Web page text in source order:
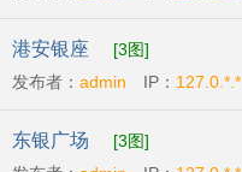
04-09
港安银座
[3图]
发布者： admin IP： 127.0.*.*
04-14
东银广场
[3图]